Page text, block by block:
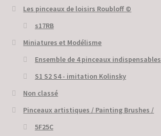
Les pinceaux de loisirs Roubloff ©
s17RB
Miniatures et Modélisme
Ensemble de 4 pinceaux indispensables
S1 S2 S4 - imitation Kolinsky
Non classé
Pinceaux artistiques / Painting Brushes /
5F25C